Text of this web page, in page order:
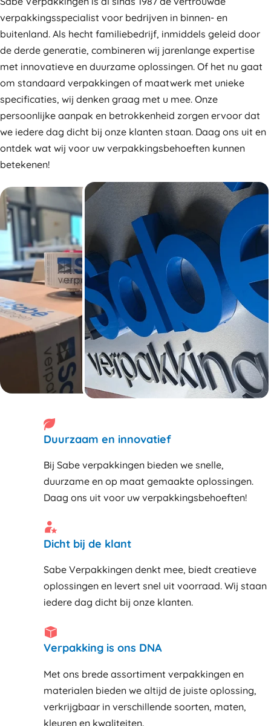
verpakkingsspecialist voor bedrijven in binnen- en
buitenland. Als hecht familiebedrijf, inmiddels geleid door
de derde generatie, combineren wij jarenlange expertise
met innovatieve en duurzame oplossingen. Of het nu gaat
om standaard verpakkingen of maatwerk met unieke
specificaties, wij denken graag met u mee. Onze
persoonlijke aanpak en betrokkenheid zorgen ervoor dat
we iedere dag dicht bij onze klanten staan. Daag ons uit en
ontdek wat wij voor uw verpakkingsbehoeften kunnen
betekenen!
Duurzaam en innovatief
Bij Sabe verpakkingen bieden we snelle,
duurzame en op maat gemaakte oplossingen.
Daag ons uit voor uw verpakkingsbehoeften!
Dicht bij de klant
Sabe Verpakkingen denkt mee, biedt creatieve
oplossingen en levert snel uit voorraad. Wij staan
iedere dag dicht bij onze klanten
Verpakking is ons DNA
Met ons brede assortiment verpakkingen en
materialen bieden we altijd de juiste oplossing,
verkrijgbaar in verschillende soorten, maten,
kleuren en kwaliteiten.